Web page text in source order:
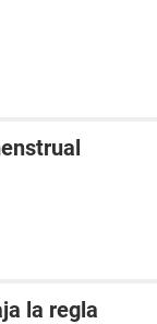
la regla